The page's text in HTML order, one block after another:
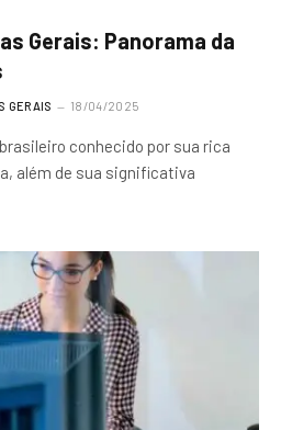
Gerais: Panorama da
GERAIS 18/04/2025
conhecido por sua rica
além de sua significativa